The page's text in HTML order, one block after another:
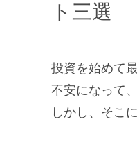
ト三選
投資を始めて
不安になって
しかし、そこ